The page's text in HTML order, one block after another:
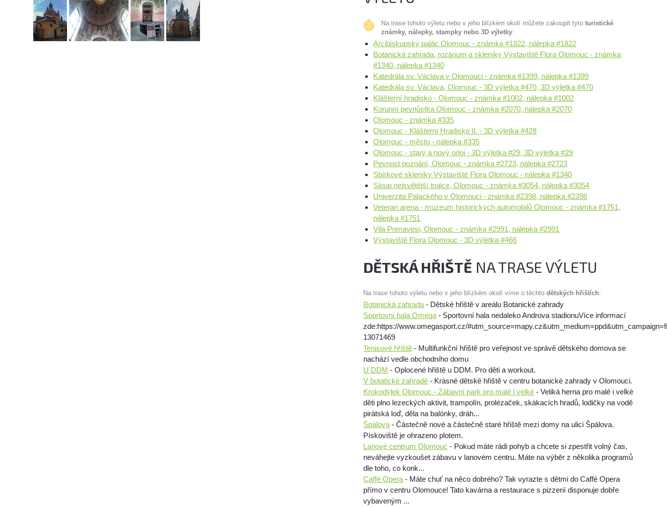
Na trase tohoto výletu nebo v jeho blízkém okolí můžete zakoupit tytoturistické
známky, nálepky, stampky nebo 3D výletky:
Arcibiskupský palác Olomouc - známka #1822, nálepka #1822
Botanická zahrada, rozárium a skleníky Výstaviště Flora Olomouc - známka
#1340, nálepka #1340
Katedrála sv. Václava v Olomouci - známka #1399, nálepka #1399
Katedrála sv. Václava, Olomouc - 3D výletka #470, 3D výletka #470
Klášterní hradisko - Olomouc - známka #1002, nálepka #1002
Korunní pevnůstka Olomouc - známka #2070, nálepka #2070
Olomouc - známka #335
Olomouc - Klášterní Hradisko II. - 3D výletka #428
Olomouc - město - nálepka #335
Olomouc - starý a nový orloj - 3D výletka #29, 3D výletka #29
Pevnost poznání, Olomouc - známka #2723, nálepka #2723
Sbírkové skleníky Výstaviště Flora Olomouc - nálepka #1340
Sloup nejsvětější trojice, Olomouc - známka #3054, nálepka #3054
Univerzita Palackého v Olomouci - známka #2398, nálepka #2398
Veteran arena - muzeum historických automobilů Olomouc - známka #1751,
nálepka #1751
Vila Primavesi, Olomouc - známka #2991, nálepka #2991
Výstaviště Flora Olomouc - 3D výletka #466
DĚTSKÁ HŘIŠTĚ NA TRASE VÝLETU
Na trase tohoto výletu nebo v jeho blízkém okolí víme o těchtodětských hřištích:
Botanická zahrada - Dětské hřiště v areálu Botanické zahrady
Sportovní hala Omega - Sportovní hala nedaleko Androva stadionuVíce informací
zde:https://www.omegasport.cz/
13071469
Tenisové hřiště - Multifunkční hřiště pro veřejnost ve správě dětského domova se
nachází vedle obchodního domu
U DDM - Oplocené hřiště u DDM. Pro děti a workout.
V botatické zahradě - Krásné dětské hřiště v centru botanické zahrady v Olomouci.
Krokodýlek Olomouc - Zábavní park pro malé i velké - Veliká herna pro malé i velké
děti plno lezeckých aktivit, trampolín, prolézaček, skákacích hradů, lodičky na vodě
pirátská loď, děla na balónky, dráh...
Špálova - Částečně nové a částečně staré hřiště mezi domy na ulici Špálova.
Pískoviště je ohrazeno plotem.
Lanové centrum Olomouc - Pokud máte rádi pohyb a chcete si zpestřit volný čas,
neváhejte vyzkoušet zábavu v lanovém centru. Máte na výběr z několika programů
dle toho, co konk...
Caffé Opera - Máte chuť na něco dobrého? Tak vyrazte s dětmi do Caffé Opera
přímo v centru Olomouce! Tato kavárna a restaurace s pizzerií disponuje dobře
vybaveným ...